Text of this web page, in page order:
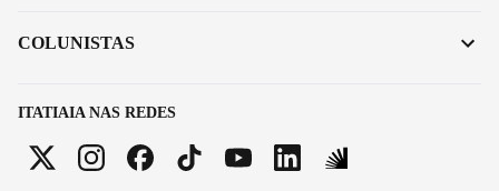
ITATIAIA NAS REDES
COLUNISTAS